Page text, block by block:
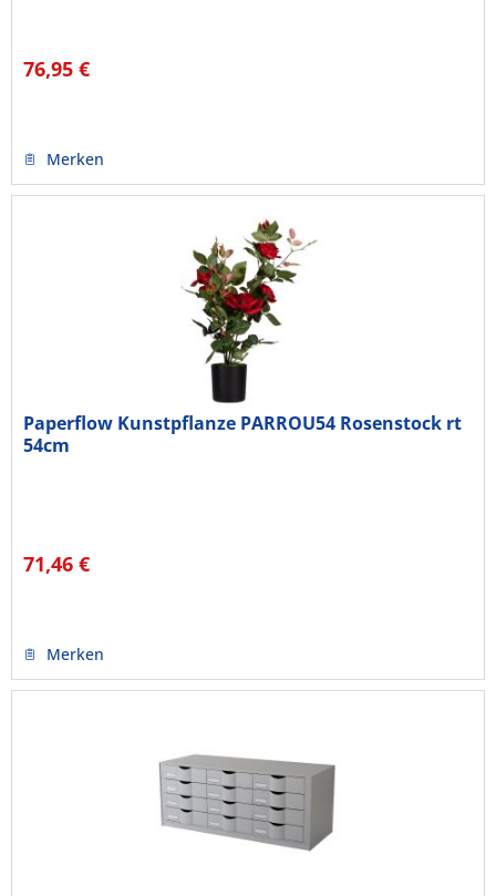
76,95 €
Merken
Paperflow Kunstpflanze PARROU54 Rosenstock rt
54cm
71,46 €
Merken